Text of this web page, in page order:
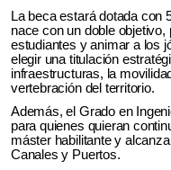
La beca estará dotada con
nace con un doble
estudiantes y animar a los
elegir una titulación
infraestructuras, la
vertebración del territorio.
Además, el Grado en
para quienes quieran
máster habilitante y
Canales y Puertos.